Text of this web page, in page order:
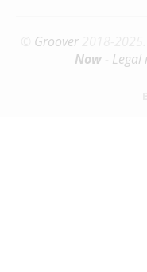
Groover2018-2025.
Now
Legal